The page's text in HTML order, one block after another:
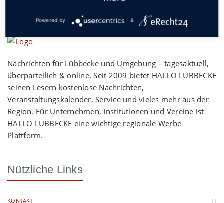
Nachrichten für Lübbecke und Umgebung – tagesaktuell,
überparteilich & online. Seit 2009 bietet HALLO LÜBBECKE
seinen Lesern kostenlose Nachrichten,
Veranstaltungskalender, Service und vieles mehr aus der
Region. Für Unternehmen, Institutionen und Vereine ist
HALLO LÜBBECKE eine wichtige regionale Werbe-
Plattform.
Nützliche Links
KONTAKT
Powered by &